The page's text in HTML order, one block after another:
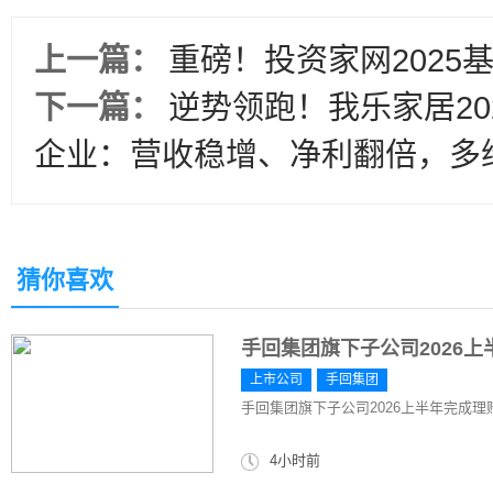
上一篇：
重磅！投资家网2025
下一篇：
逆势领跑！我乐家居
企业：营收稳增、净利翻倍，
猜你喜欢
手回集团旗下子公司2026
上市公司 手回集团
手回集团旗下子公司2026上半年完成
4小时前